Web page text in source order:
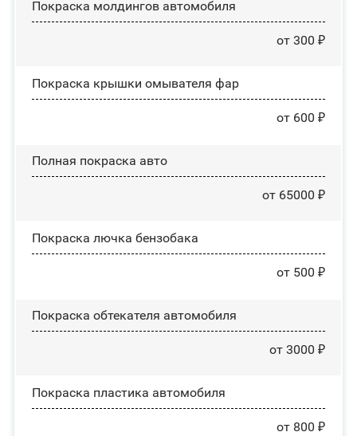
Покраска молдингов автомобиля
от 300 ₽
Покраска крышки омывателя фар
от 600 ₽
Полная покраска авто
от 65000 ₽
Покраска лючка бензобака
от 500 ₽
Покраска обтекателя автомобиля
от 3000 ₽
Покраска пластика автомобиля
от 800 ₽